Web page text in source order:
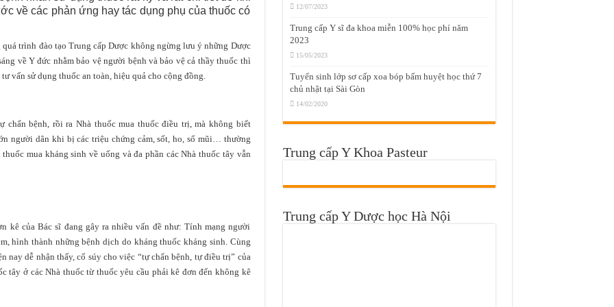
về các phản ứng hay tác dụng phụ của thuốc có
trình đào tạo Trung cấp Dược không ngừng lưu ý những Dược
về Y đức nhằm bảo vệ người bệnh và bảo vệ cả thầy thuốc thì
vấn sử dụng thuốc an toàn, hiệu quả cho cộng đồng.
bệnh, rồi ra Nhà thuốc mua thuốc điều trị, mà không biết
người dân khi bị các triệu chứng cảm, sốt, ho, sổ mũi… thường
mua kháng sinh về uống và đa phần các Nhà thuốc tây vẫn
kê của Bác sĩ đang gây ra nhiều vấn đề như: Tính mạng người
hình thành những bệnh dịch do kháng thuốc kháng sinh. Cùng
dễ nhận thấy, cổ súy cho việc “tự chẩn bệnh, tự điều trị” của
tây ở các Nhà thuốc từ thuốc yêu cầu phải kê đơn đến không kê
12/07/2023
Trung cấp Y sĩ đa khoa miễn 100% học phí năm
2023
15/05/2023
Tuyển sinh lớp sơ cấp xoa bóp bấm huyệt học thứ 7
chủ nhật tại Sài Gòn
14/02/2020
Trung cấp Y Khoa Pasteur
Trung cấp Y Dược học Hà Nội